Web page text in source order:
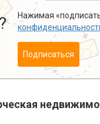
Нажимая
Подписаться